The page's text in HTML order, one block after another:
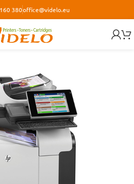
380office@videlo.eu